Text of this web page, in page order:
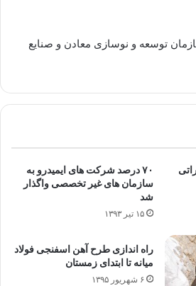
توسعه و نوسازی معادن و صنایع
۷۰ درصد شرکت های ایمیدرو به
سازمان های غیر تخصصی واگذار
شد
۱۵ تیر ۱۳۹۳
راه اندازی طرح آهن اسفنجی فولاد
میانه تا ابتدای زمستان
۶ شهریور ۱۳۹۵